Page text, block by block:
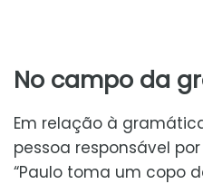
No campo da
Em relação à
pessoa responsável
“Paulo toma um copo